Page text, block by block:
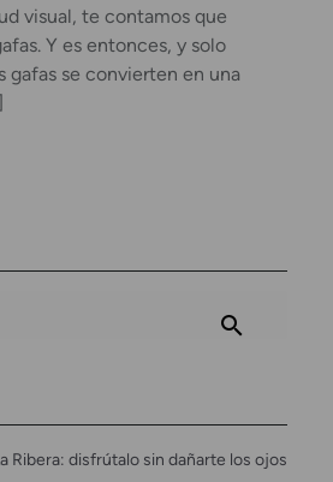
visual, te contamos que
Y es entonces, y solo
gafas se convierten en una
Ribera: disfrútalo sin dañarte los ojos